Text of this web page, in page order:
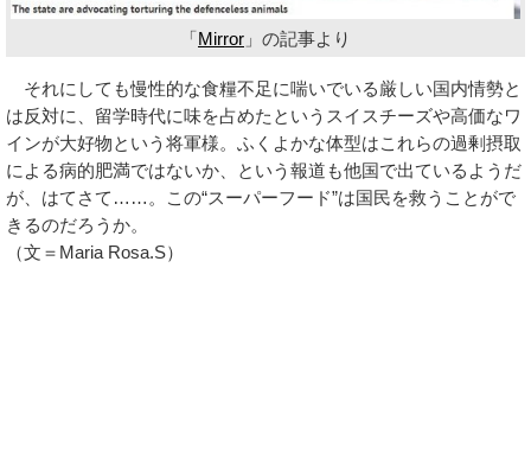
「Mirror 」の記事より
それにしても慢性的な食糧不足に喘いでいる厳しい国内情勢と
は反対に、留学時代に味を占めたというスイスチーズや高価なワ
インが大好物という将軍様。ふくよかな体型はこれらの過剰摂取
による病的肥満ではないか、という報道も他国で出ているようだ
が、はてさて……。この“スーパーフード”は国民を救うことがで
きるのだろうか。
（文＝Maria Rosa.S）